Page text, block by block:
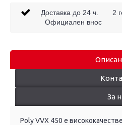
Доставка до 24 ч. 2
Официален внос
За
Poly VVX 450 е